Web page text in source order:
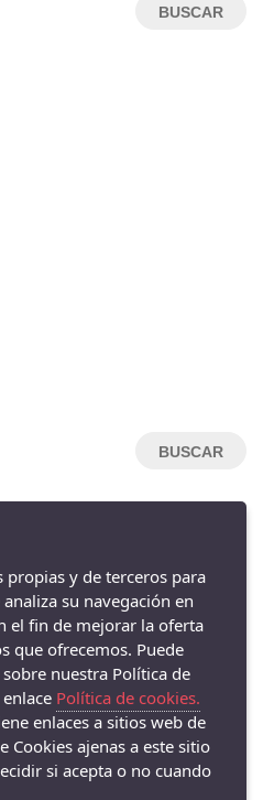
propias y de terceros para
su navegación en
el fin de mejorar la oferta
que ofrecemos. Puede
nuestra Política de
Política de cookies.
enlaces a sitios web de
Cookies ajenas a este sitio
si acepta o no cuando